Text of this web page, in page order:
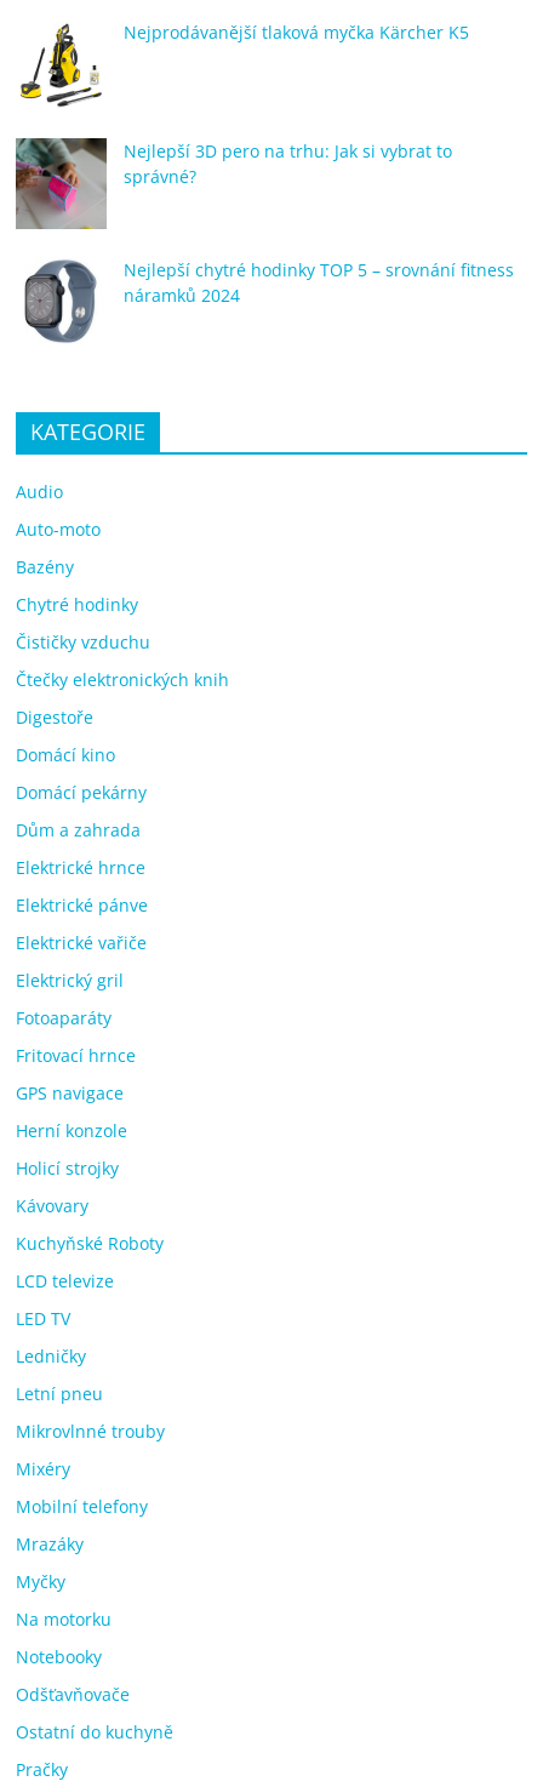
Nejprodávanější tlaková myčka Kärcher K5
Nejlepší 3D pero na trhu: Jak si vybrat to
správné?
Nejlepší chytré hodinky TOP 5 – srovnání fitness
náramků 2024
KATEGORIE
Audio
Auto-moto
Bazény
Chytré hodinky
Čističky vzduchu
Čtečky elektronických knih
Digestoře
Domácí kino
Domácí pekárny
Dům a zahrada
Elektrické hrnce
Elektrické pánve
Elektrické vařiče
Elektrický gril
Fotoaparáty
Fritovací hrnce
GPS navigace
Herní konzole
Holicí strojky
Kávovary
Kuchyňské Roboty
LCD televize
LED TV
Ledničky
Letní pneu
Mikrovlnné trouby
Mixéry
Mobilní telefony
Mrazáky
Myčky
Na motorku
Notebooky
Odšťavňovače
Ostatní do kuchyně
Pračky